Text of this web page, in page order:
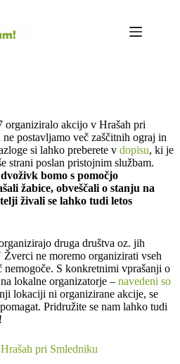
organiziralo akcijo v Hrašah pri
postavljamo več zaščitnih ograj in
si lahko preberete v dopisu, ki je
strani poslan pristojnim službam.
bomo s pomočjo
žabice, obveščali o stanju na
živali se lahko tudi letos
druga društva oz. jih
ne moremo organizirati vseh
S konkretnimi vprašanji o
lokalne organizatorje – navedeni so
lokaciji ni organizirane akcije, se
Pridružite se nam lahko tudi
pri Smledniku